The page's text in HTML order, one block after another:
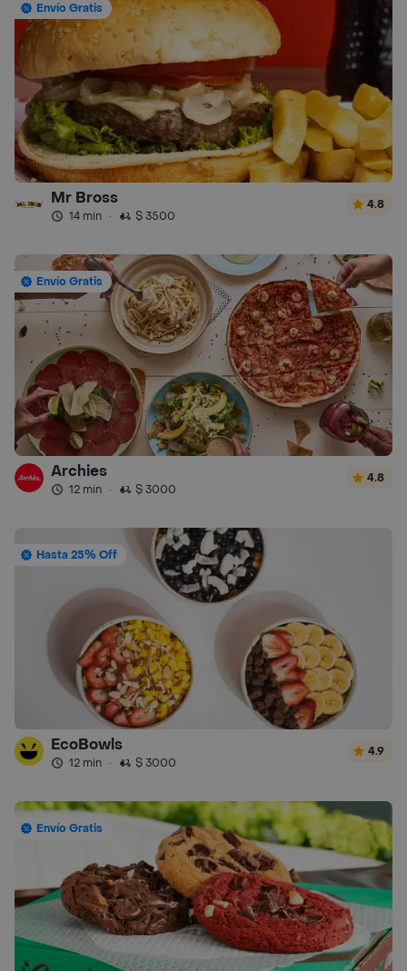
Envío Gratis
Mr Bross
14 min · $ 3500
4.8
Envío Gratis
Archies
12 min · $ 3000
4.8
Hasta 25% Off
EcoBowls
12 min · $ 3000
4.9
Envío Gratis